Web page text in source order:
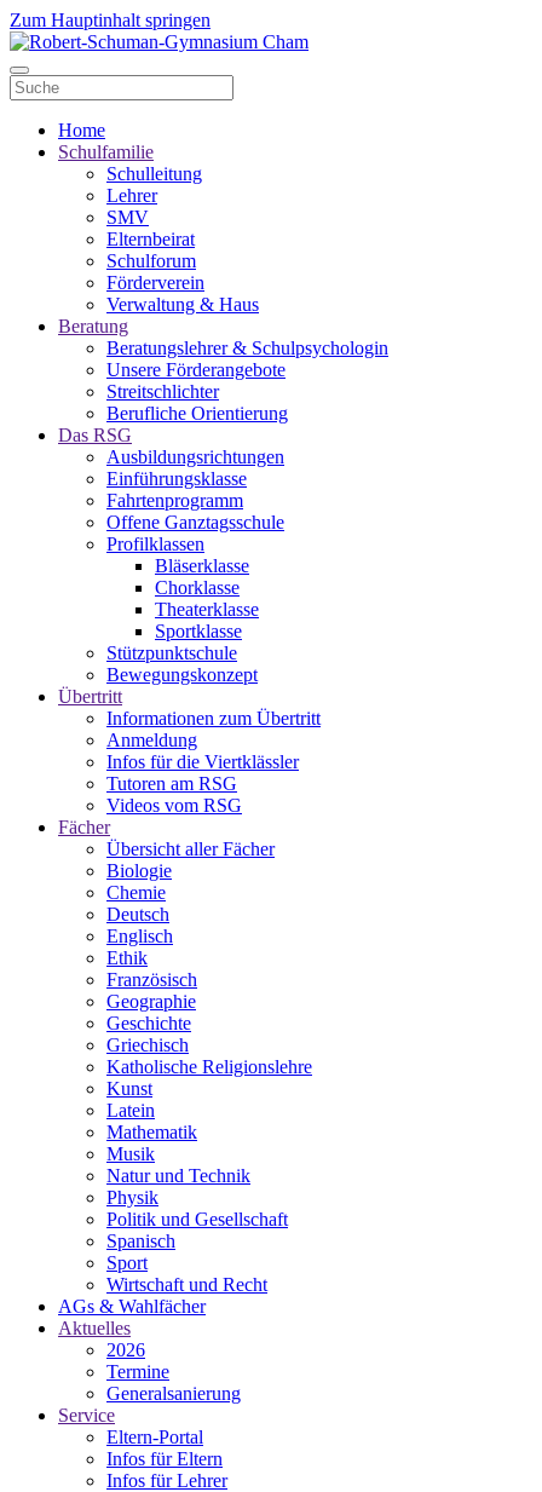
Zum Hauptinhalt springen
Home
Schulfamilie
Schulleitung
Lehrer
SMV
Elternbeirat
Schulforum
Förderverein
Verwaltung & Haus
Beratung
Beratungslehrer & Schulpsychologin
Unsere Förderangebote
Streitschlichter
Berufliche Orientierung
Das RSG
Ausbildungsrichtungen
Einführungsklasse
Fahrtenprogramm
Offene Ganztagsschule
Profilklassen
Bläserklasse
Chorklasse
Theaterklasse
Sportklasse
Stützpunktschule
Bewegungskonzept
Übertritt
Informationen zum Übertritt
Anmeldung
Infos für die Viertklässler
Tutoren am RSG
Videos vom RSG
Fächer
Übersicht aller Fächer
Biologie
Chemie
Deutsch
Englisch
Ethik
Französisch
Geographie
Geschichte
Griechisch
Katholische Religionslehre
Kunst
Latein
Mathematik
Musik
Natur und Technik
Physik
Politik und Gesellschaft
Spanisch
Sport
Wirtschaft und Recht
AGs & Wahlfächer
Aktuelles
2026
Termine
Generalsanierung
Service
Eltern-Portal
Infos für Eltern
Infos für Lehrer